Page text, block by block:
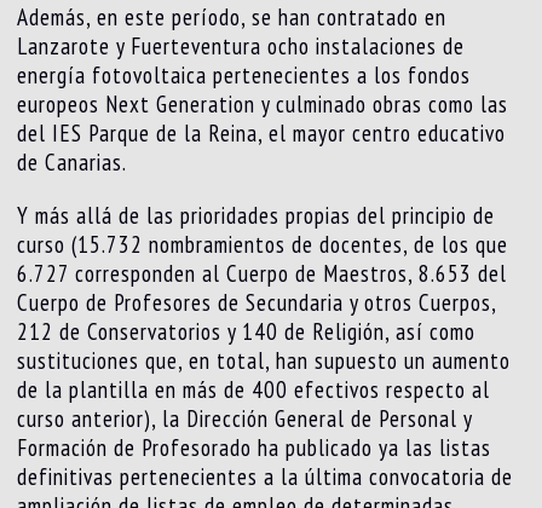
Además, en este período, se han contratado en
Lanzarote y Fuerteventura ocho instalaciones de
energía fotovoltaica pertenecientes a los fondos
europeos Next Generation y culminado obras como las
del IES Parque de la Reina, el mayor centro educativo
de Canarias.
Y más allá de las prioridades propias del principio de
curso (15.732 nombramientos de docentes, de los que
6.727 corresponden al Cuerpo de Maestros, 8.653 del
Cuerpo de Profesores de Secundaria y otros Cuerpos,
212 de Conservatorios y 140 de Religión, así como
sustituciones que, en total, han supuesto un aumento
de la plantilla en más de 400 efectivos respecto al
curso anterior), la Dirección General de Personal y
Formación de Profesorado ha publicado ya las listas
definitivas pertenecientes a la última convocatoria de